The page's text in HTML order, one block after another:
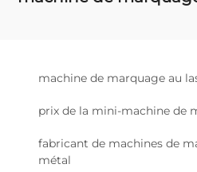
machine de marquage au
prix de la mini-machine de
fabricant de machines de
métal